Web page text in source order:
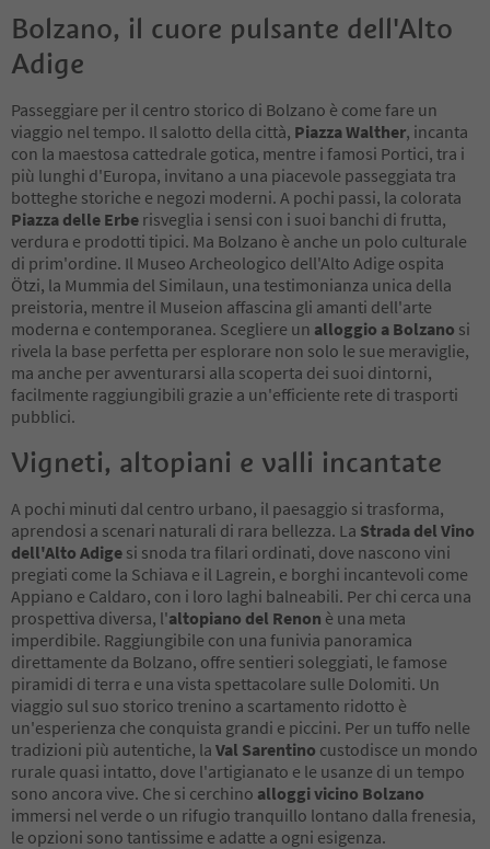
Bolzano, il cuore pulsante dell'Alto
Adige
Passeggiare per il centro storico di Bolzano è come fare un
viaggio nel tempo. Il salotto della città, Piazza Walther, incanta
con la maestosa cattedrale gotica, mentre i famosi Portici, tra i
più lunghi d'Europa, invitano a una piacevole passeggiata tra
botteghe storiche e negozi moderni. A pochi passi, la colorata
Piazza delle Erbe risveglia i sensi con i suoi banchi di frutta,
verdura e prodotti tipici. Ma Bolzano è anche un polo culturale
di prim'ordine. Il Museo Archeologico dell'Alto Adige ospita
Ötzi, la Mummia del Similaun, una testimonianza unica della
preistoria, mentre il Museion affascina gli amanti dell'arte
moderna e contemporanea. Scegliere un alloggio a Bolzano si
rivela la base perfetta per esplorare non solo le sue meraviglie,
ma anche per avventurarsi alla scoperta dei suoi dintorni,
facilmente raggiungibili grazie a un'efficiente rete di trasporti
pubblici.
Vigneti, altopiani e valli incantate
A pochi minuti dal centro urbano, il paesaggio si trasforma,
aprendosi a scenari naturali di rara bellezza. La Strada del Vino
dell'Alto Adige si snoda tra filari ordinati, dove nascono vini
pregiati come la Schiava e il Lagrein, e borghi incantevoli come
Appiano e Caldaro, con i loro laghi balneabili. Per chi cerca una
prospettiva diversa, l'altopiano del Renon è una meta
imperdibile. Raggiungibile con una funivia panoramica
direttamente da Bolzano, offre sentieri soleggiati, le famose
piramidi di terra e una vista spettacolare sulle Dolomiti. Un
viaggio sul suo storico trenino a scartamento ridotto è
un'esperienza che conquista grandi e piccini. Per un tuffo nelle
tradizioni più autentiche, la Val Sarentino custodisce un mondo
rurale quasi intatto, dove l'artigianato e le usanze di un tempo
sono ancora vive. Che si cerchino alloggi vicino Bolzano
immersi nel verde o un rifugio tranquillo lontano dalla frenesia,
le opzioni sono tantissime e adatte a ogni esigenza.